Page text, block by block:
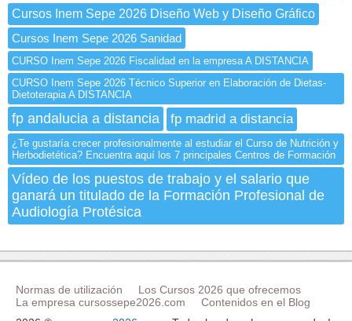
Cursos Inem Sepe 2026 Diseño Web y Diseño Gráfico
Cursos Inem Sepe 2026 Sanidad
CURSO Inem Sepe 2026 Fiscalidad en la empresa A DISTANCIA
CURSO Inem Sepe 2026 Técnico Superior en Elaboración de Dietas-
Dietoterapia A DISTANCIA
fp andalucia a distancia fp madrid a distancia
¿Te gustaría crecer profesionalmente al estudiar el Curso de Nutrición y
Herbodietética? Encuentra aquí los 7 principales Centros de Formación
Vídeo de los puestos de trabajo y el salario que
ganará un titulado de la Formación Profesional de
Audiología Protésica
Normas de utilización
Los Cursos 2026 que ofrecemos
La empresa cursossepe2026.com
Contenidos en el Blog